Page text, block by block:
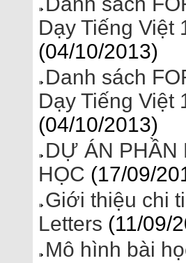
Dạy Tiếng Việt
(04/10/2013)
Danh sách
Dạy Tiếng Việt
(04/10/2013)
DỰ ÁN PHẦN
HỌC (17/09/
Giới thiệu chi
Letters (11/09/
Mô hình bài